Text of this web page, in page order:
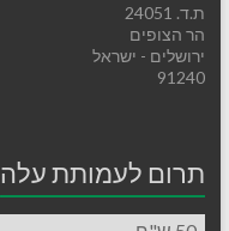
ת.ד. 24051
הר הצופים
ירושלים - ישראל
91240
תרום לעמותת עלה